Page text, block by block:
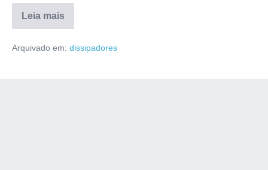
Leia mais
Arquivado em: dissipadores